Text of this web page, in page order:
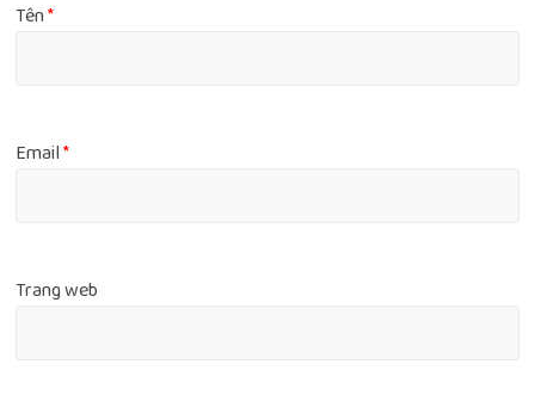
Tên*
Email*
Trang web